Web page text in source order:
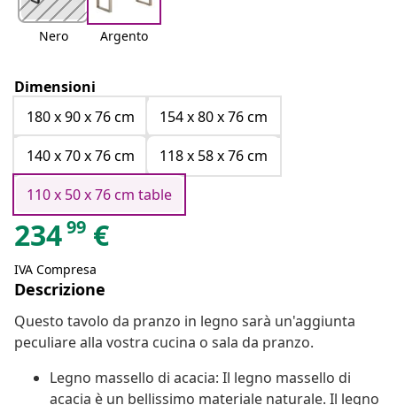
Nero Argento
Dimensioni
180 x 90 x 76 cm
154 x 80 x 76 cm
140 x 70 x 76 cm
118 x 58 x 76 cm
110 x 50 x 76 cm table
23499 €
IVA Compresa
Descrizione
Questo tavolo da pranzo in legno sarà un'aggiunta
peculiare alla vostra cucina o sala da pranzo.
Legno massello di acacia: Il legno massello di
acacia è un bellissimo materiale naturale. Il legno